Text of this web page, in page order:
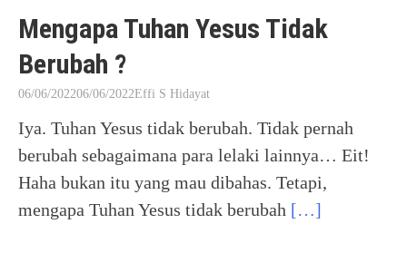
Mengapa Tuhan Yesus Tidak
Berubah ?
06/06/202206/06/2022Effi S Hidayat
Iya. Tuhan Yesus tidak berubah. Tidak pernah
berubah sebagaimana para lelaki lainnya… Eit!
Haha bukan itu yang mau dibahas. Tetapi,
mengapa Tuhan Yesus tidak berubah […]